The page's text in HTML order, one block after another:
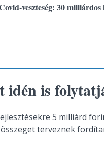
veszteség: 30
idén is
5 milliárd
terveznek